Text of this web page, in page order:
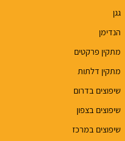
גגן
הנדימן
מתקין פרקטים
מתקין דלתות
שיפוצים בדרום
שיפוצים בצפון
שיפוצים במרכז